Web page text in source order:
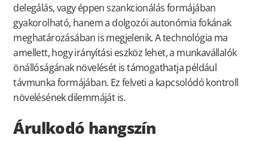
delegálás, vagy éppen szankcionálás formájában
gyakorolható, hanem a dolgozói autonómia fokának
meghatározásában is megjelenik. A technológia ma
amellett, hogy irányítási eszköz lehet, a munkavállalók
önállóságának növelését is támogathatja például
távmunka formájában. Ez felveti a kapcsolódó kontroll
növelésének dilemmáját is.
Árulkodó hangszín